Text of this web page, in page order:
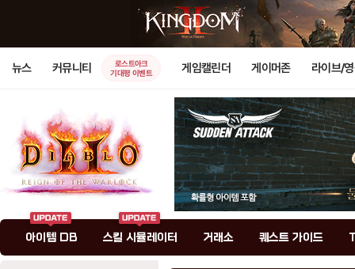
뉴스 커뮤니티
로스트아크
기대평 이벤트
게임캘린더 게이머존 라이브/
아이템 DB 스킬 시뮬레이터 거래소 퀘스트 가이드